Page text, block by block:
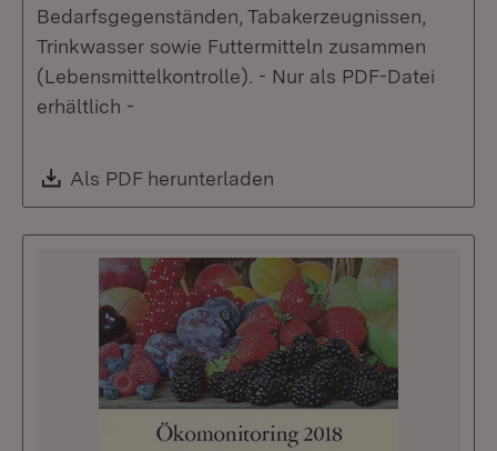
Bedarfsgegenständen, Tabakerzeugnissen,
Trinkwasser sowie Futtermitteln zusammen
(Lebensmittelkontrolle). - Nur als PDF-Datei
erhältlich -
Download:
Als PDF herunterladen